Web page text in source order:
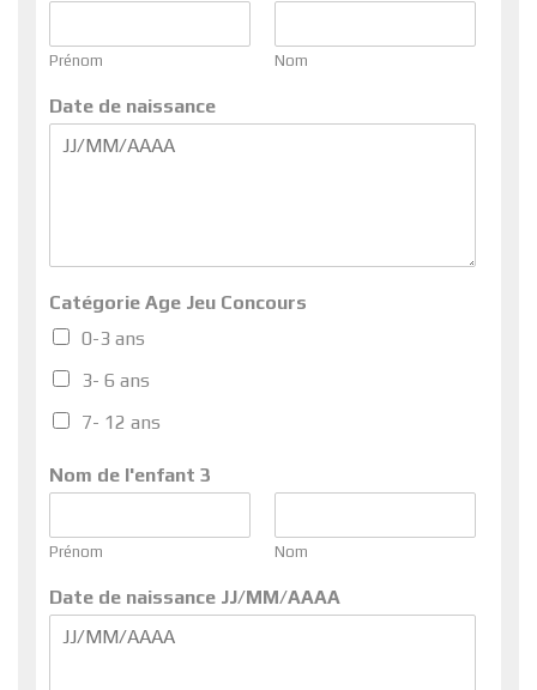
Prénom Nom
Date de naissance
Catégorie Age Jeu Concours
0-3 ans
3- 6 ans
7- 12 ans
Nom de l'enfant 3
Prénom Nom
Date de naissance JJ/MM/AAAA